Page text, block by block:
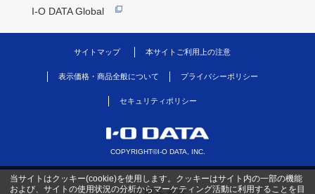
I-O DATA Global
サイトマップ 本サイトご利用上の注意
表示価格・商品全般について プライバシーポリシー
セキュリティポリシー
COPYRIGHT©I-O DATA, INC.
当サイトはクッキー(cookie)を使用します。クッキーはサイト内の一部の機能
および、サイトの使用状況の分析からマーケティング活動に利用することを目